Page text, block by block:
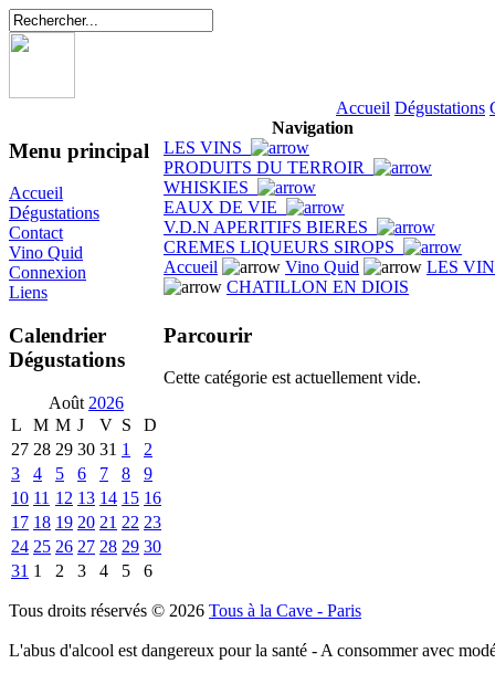
Accueil Dégustations
Menu principal
Accueil
Dégustations
Contact
Vino Quid
Connexion
Liens
Calendrier
Dégustations
Août 2026
L
M M J V S
D
27 28 29 30 31 1
2
3
4 5 6 7 8
9
10 11 12 13 14 15 16
17 18 19 20 21 22 23
24 25 26 27 28 29 30
31 1 2 3 4 5 6
Navigation
LES VINS
PRODUITS DU TERROIR
WHISKIES
EAUX DE VIE
V.D.N APERITIFS BIERES
CREMES LIQUEURS SIROPS
Accueil
Vino Quid
LES
CHATILLON EN DIOIS
Parcourir
Cette catégorie est actuellement vide.
Tous droits réservés © 2026 Tous à la Cave - Paris
L'abus d'alcool est dangereux pour la santé - A consommer avec